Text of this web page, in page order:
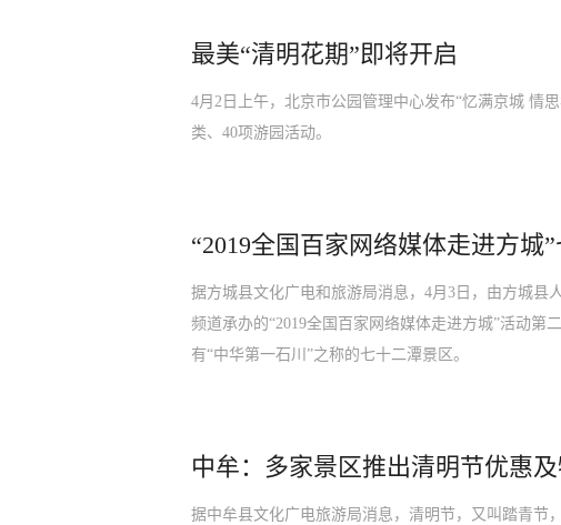
最美“清明花期”即将开启
4月2日上午，北京市公园管理中心发布“忆满京城 情
类、40项游园活动。
“2019全国百家网络媒体走进方城
据方城县文化广电和旅游局消息，4月3日，由方城县
频道承办的“2019全国百家网络媒体走进方城”活动第
有“中华第一石川”之称的七十二潭景区。
中牟：多家景区推出清明节优惠
据中牟县文化广电旅游局消息，清明节，又叫踏青节